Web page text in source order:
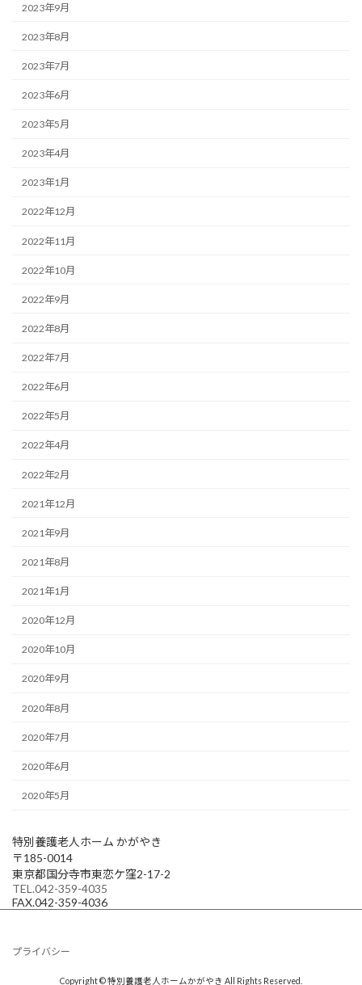
2023年9月
2023年8月
2023年7月
2023年6月
2023年5月
2023年4月
2023年1月
2022年12月
2022年11月
2022年10月
2022年9月
2022年8月
2022年7月
2022年6月
2022年5月
2022年4月
2022年2月
2021年12月
2021年9月
2021年8月
2021年1月
2020年12月
2020年10月
2020年9月
2020年8月
2020年7月
2020年6月
2020年5月
特別養護老人ホーム かがやき
〒185-0014
東京都国分寺市東恋ケ窪2-17-2
TEL.042-359-4035
FAX.042-359-4036
プライバシー
Copyright © 特別養護老人ホームかがやき All Rights Reserved.